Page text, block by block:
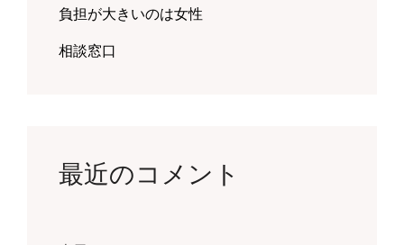
負担が大きいのは女性
相談窓口
最近のコメント